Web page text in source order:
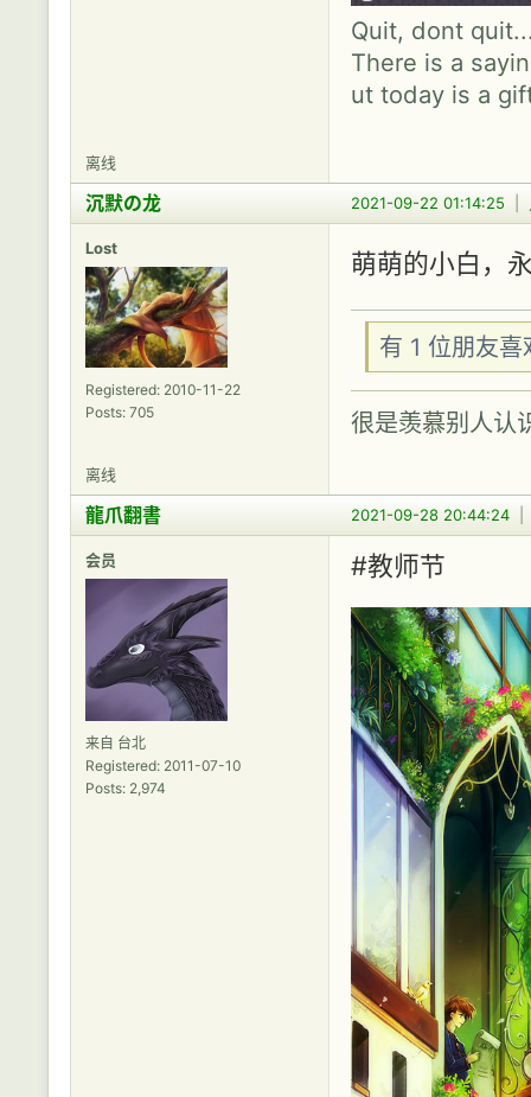
Quit, dont
There is a
ut today is a
离线
2021-09-22 01:14:25
沉默の龙
Lost
Registered: 2010-11-22
Posts: 705
萌萌的小白，
有 1 位朋友
很是羡慕别人认
离线
2021-09-28 20:44:24
龍爪翻書
会员
来自 台北
Registered: 2011-07-10
Posts: 2,974
#教师节